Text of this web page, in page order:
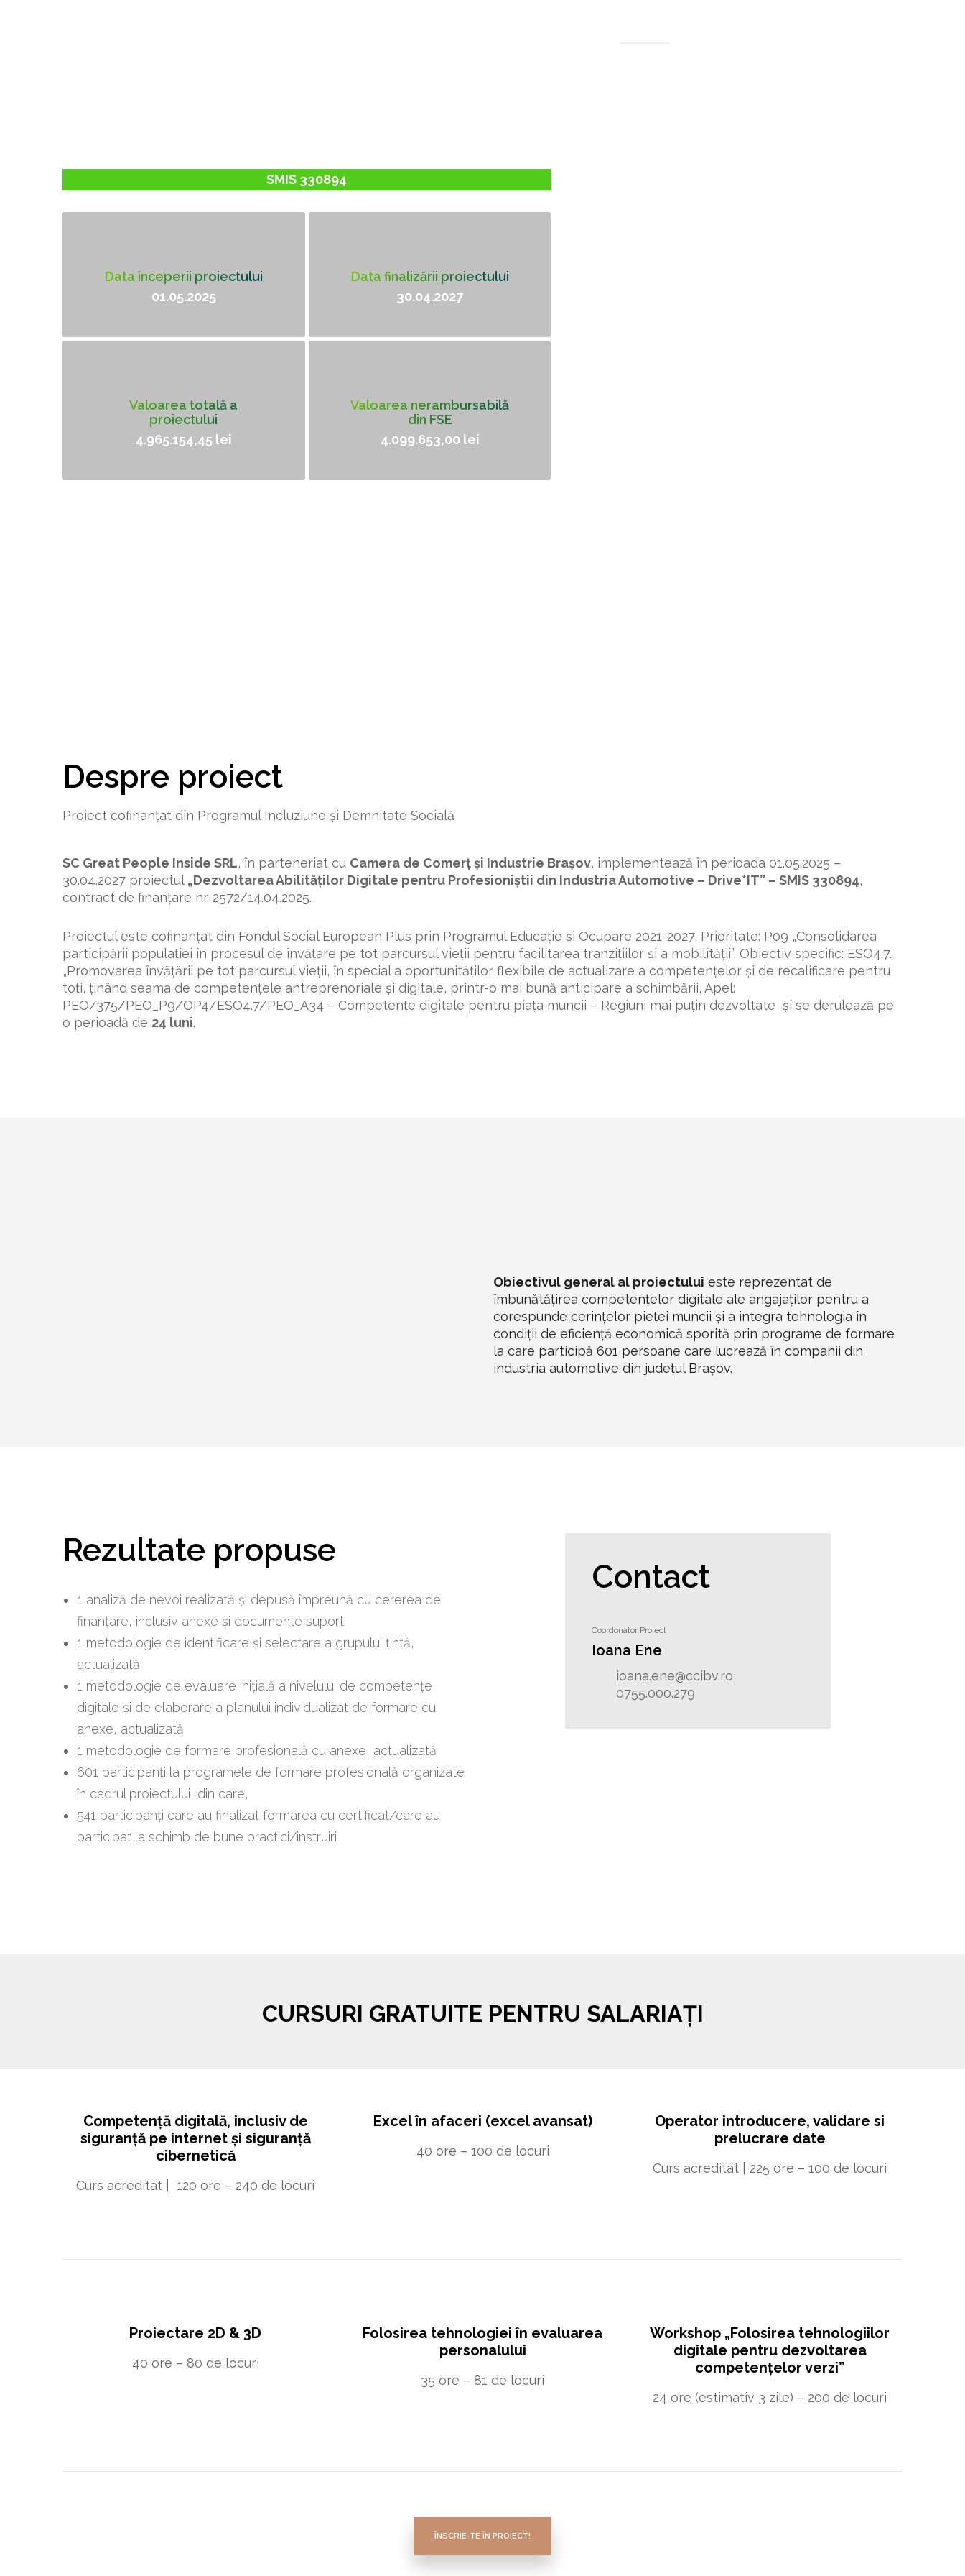
SMIS 330894
Data începerii proiectului
01.05.2025
Data finalizării proiectului
30.04.2027
Valoarea totală a
proiectului
4.965.154,45 lei
Valoarea nerambursabilă
din FSE
4.099.653,00 lei
Despre proiect
Proiect cofinanțat din Programul Incluziune și Demnitate Socială
SC Great People Inside SRL, în parteneriat cu Camera de Comerț și Industrie Brașov, implementează în perioada 01.05.2025 –
30.04.2027 proiectul „Dezvoltarea Abilităților Digitale pentru Profesioniștii din Industria Automotive – Drive*IT” – SMIS 330894,
contract de finanțare nr. 2572/14.04.2025.
Proiectul este cofinanțat din Fondul Social European Plus prin Programul Educație și Ocupare 2021-2027, Prioritate: P09 „Consolidarea
participării populației în procesul de învățare pe tot parcursul vieții pentru facilitarea tranzițiilor și a mobilității”, Obiectiv specific: ESO4.7.
„Promovarea învățării pe tot parcursul vieții, în special a oportunităților flexibile de actualizare a competențelor și de recalificare pentru
toți, ținând seama de competențele antreprenoriale și digitale, printr-o mai bună anticipare a schimbării, Apel:
PEO/375/PEO_P9/OP4/ESO4.7/PEO_A34 – Competențe digitale pentru piața muncii – Regiuni mai puțin dezvoltate și se derulează pe
o perioadă de 24 luni.
Obiectivul general al proiectului este reprezentat de
îmbunătățirea competențelor digitale ale angajaților pentru a
corespunde cerințelor pieței muncii și a integra tehnologia în
condiții de eficiență economică sporită prin programe de formare
la care participă 601 persoane care lucrează în companii din
industria automotive din județul Brașov.
Rezultate propuse
1 analiză de nevoi realizată și depusă împreună cu cererea de
finanțare, inclusiv anexe și documente suport
1 metodologie de identificare și selectare a grupului țintă,
actualizată
1 metodologie de evaluare inițială a nivelului de competențe
digitale și de elaborare a planului individualizat de formare cu
anexe, actualizată
1 metodologie de formare profesională cu anexe, actualizată
601 participanți la programele de formare profesională organizate
în cadrul proiectului, din care,
541 participanți care au finalizat formarea cu certificat/care au
participat la schimb de bune practici/instruiri
Contact
Coordonator Proiect
Ioana Ene
ioana.ene@ccibv.ro
0755.000.279
CURSURI GRATUITE PENTRU SALARIAȚI
Competență digitală, inclusiv de
siguranță pe internet și siguranță
cibernetică
Curs acreditat | 120 ore – 240 de locuri
Excel în afaceri (excel avansat)
40 ore – 100 de locuri
Operator introducere, validare si
prelucrare date
Curs acreditat | 225 ore – 100 de locuri
Proiectare 2D & 3D
40 ore – 80 de locuri
Folosirea tehnologiei în evaluarea
personalului
35 ore – 81 de locuri
Workshop „Folosirea tehnologiilor
digitale pentru dezvoltarea
competențelor verzi”
24 ore (estimativ 3 zile) – 200 de locuri
ÎNSCRIE-TE ÎN PROIECT!